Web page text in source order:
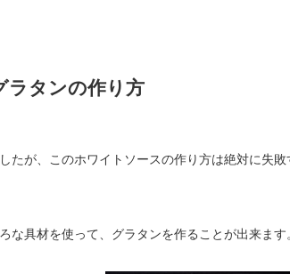
ラタンの作り方
たが、このホワイトソースの作り方は絶対に失敗
具材を使って、グラタンを作ることが出来ます